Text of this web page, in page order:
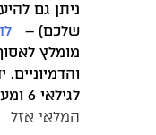
ניתן גם
שלכם) –
מומלץ
לגילאי 6 ומעלה.
המלאי אזל